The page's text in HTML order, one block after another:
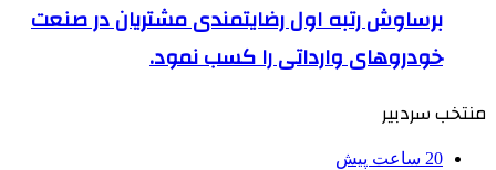
برساوش رتبه اول رضایتمندی مشتریان در صنعت
خودروهای وارداتی را کسب نمود.
منتخب سردبیر
20 ساعت پیش